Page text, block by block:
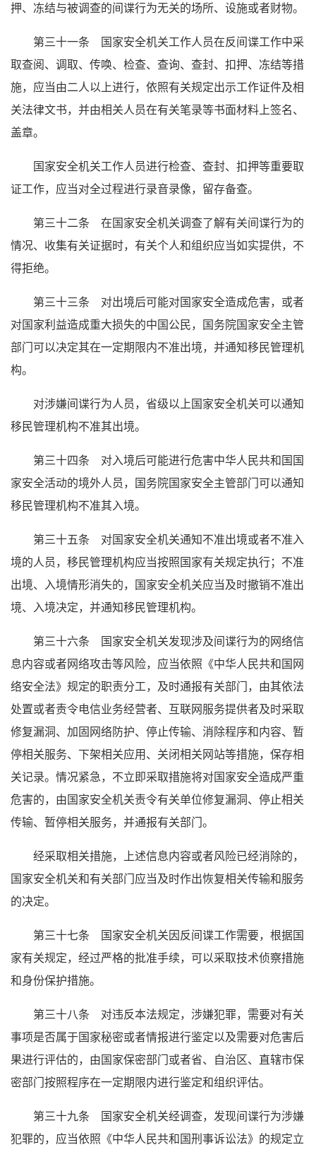
押、冻结与被调查的间谍行为无关的场所、设施或者财物。
第三十一条 国家安全机关工作人员在反间谍工作中采
取查阅、调取、传唤、检查、查询、查封、扣押、冻结等措
施，应当由二人以上进行，依照有关规定出示工作证件及相
关法律文书，并由相关人员在有关笔录等书面材料上签名、
盖章。
国家安全机关工作人员进行检查、查封、扣押等重要取
证工作，应当对全过程进行录音录像，留存备查。
第三十二条 在国家安全机关调查了解有关间谍行为的
情况、收集有关证据时，有关个人和组织应当如实提供，不
得拒绝。
第三十三条 对出境后可能对国家安全造成危害，或者
对国家利益造成重大损失的中国公民，国务院国家安全主管
部门可以决定其在一定期限内不准出境，并通知移民管理机
构。
对涉嫌间谍行为人员，省级以上国家安全机关可以通知
移民管理机构不准其出境。
第三十四条 对入境后可能进行危害中华人民共和国国
家安全活动的境外人员，国务院国家安全主管部门可以通知
移民管理机构不准其入境。
第三十五条 对国家安全机关通知不准出境或者不准入
境的人员，移民管理机构应当按照国家有关规定执行；不准
出境、入境情形消失的，国家安全机关应当及时撤销不准出
境、入境决定，并通知移民管理机构。
第三十六条 国家安全机关发现涉及间谍行为的网络信
息内容或者网络攻击等风险，应当依照《中华人民共和国网
络安全法》规定的职责分工，及时通报有关部门，由其依法
处置或者责令电信业务经营者、互联网服务提供者及时采取
修复漏洞、加固网络防护、停止传输、消除程序和内容、暂
停相关服务、下架相关应用、关闭相关网站等措施，保存相
关记录。情况紧急，不立即采取措施将对国家安全造成严重
危害的，由国家安全机关责令有关单位修复漏洞、停止相关
传输、暂停相关服务，并通报有关部门。
经采取相关措施，上述信息内容或者风险已经消除的，
国家安全机关和有关部门应当及时作出恢复相关传输和服务
的决定。
第三十七条 国家安全机关因反间谍工作需要，根据国
家有关规定，经过严格的批准手续，可以采取技术侦察措施
和身份保护措施。
第三十八条 对违反本法规定，涉嫌犯罪，需要对有关
事项是否属于国家秘密或者情报进行鉴定以及需要对危害后
果进行评估的，由国家保密部门或者省、自治区、直辖市保
密部门按照程序在一定期限内进行鉴定和组织评估。
第三十九条 国家安全机关经调查，发现间谍行为涉嫌
犯罪的，应当依照《中华人民共和国刑事诉讼法》的规定立